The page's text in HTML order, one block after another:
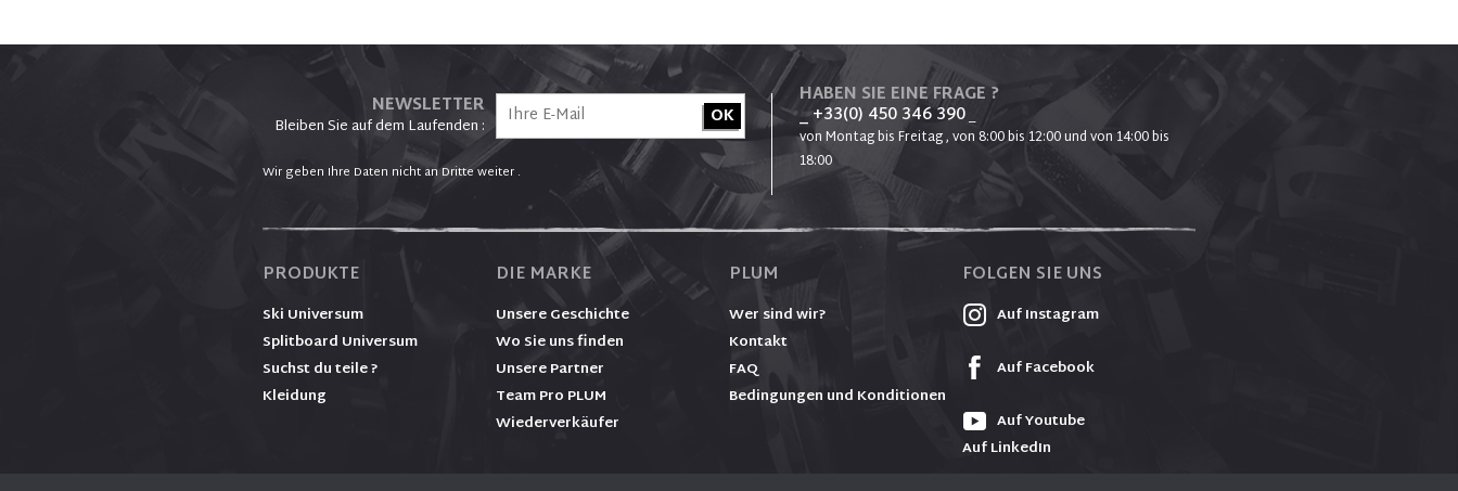
NEWSLETTER
Bleiben Sie auf dem Laufenden :
Wir geben Ihre Daten nicht an Dritte weiter .
HABEN SIE EINE FRAGE ?
_ +33(0) 450 346 390_
von Montag bis Freitag , von 8:00 bis 12:00 und von 14:00 bis
18:00
PRODUKTE
Ski Universum
Splitboard Universum
Suchst du teile ?
Kleidung
DIE MARKE
Unsere Geschichte
Wo Sie uns finden
Unsere Partner
Team Pro PLUM
Wiederverkäufer
PLUM
Wer sind wir?
Kontakt
FAQ
Bedingungen und Konditionen
FOLGEN SIE UNS
Auf Instagram
Auf Facebook
Auf Youtube
Auf LinkedIn